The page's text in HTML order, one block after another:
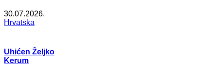
30.07.2026.
Hrvatska
Uhićen Željko
Kerum